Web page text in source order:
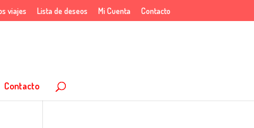
viajes Lista de deseos Mi Cuenta Contacto
Contacto